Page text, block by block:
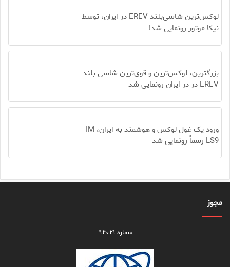
لوکس‌ترین شاسی‌بلند EREV در ایران، توسط
نیکا موتور رونمایی شد!
بزرگترین، لوکس‌ترین و قوی‌ترین شاسی بلند
EREV در در ایران رونمایی شد
ورود یک غول لوکس و هوشمند به ایران، IM
LS9 رسماً رونمایی شد
مجوز
شماره ۹۴۰۲۱